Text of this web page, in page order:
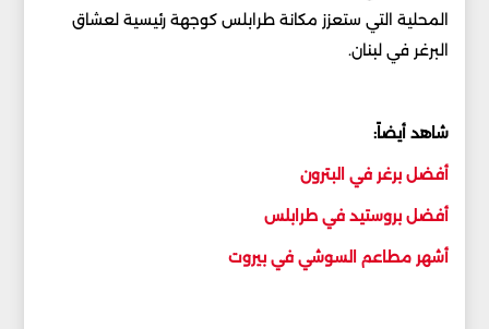
المحلية التي ستعزز مكانة طرابلس كوجهة رئيسية لعشاق
البرغر في لبنان.
شاهد أيضاً:
أفضل برغر في البترون
أفضل بروستيد في طرابلس
أشهر مطاعم السوشي في بيروت